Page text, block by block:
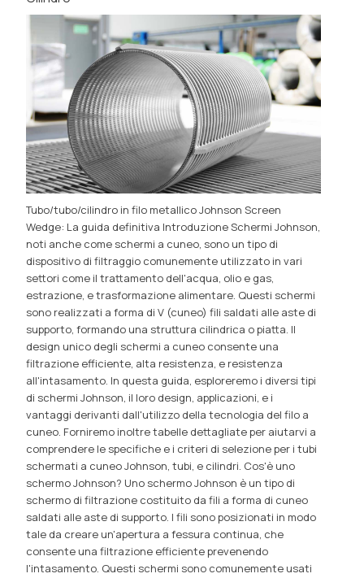
Tubo/tubo/cilindro in filo metallico Johnson Screen
Wedge: La guida definitiva Introduzione Schermi Johnson,
noti anche come schermi a cuneo, sono un tipo di
dispositivo di filtraggio comunemente utilizzato in vari
settori come il trattamento dell'acqua, olio e gas,
estrazione, e trasformazione alimentare. Questi schermi
sono realizzati a forma di V (cuneo) fili saldati alle aste di
supporto, formando una struttura cilindrica o piatta. Il
design unico degli schermi a cuneo consente una
filtrazione efficiente, alta resistenza, e resistenza
all'intasamento. In questa guida, esploreremo i diversi tipi
di schermi Johnson, il loro design, applicazioni, e i
vantaggi derivanti dall'utilizzo della tecnologia del filo a
cuneo. Forniremo inoltre tabelle dettagliate per aiutarvi a
comprendere le specifiche e i criteri di selezione per i tubi
schermati a cuneo Johnson, tubi, e cilindri. Cos'è uno
schermo Johnson? Uno schermo Johnson è un tipo di
schermo di filtrazione costituito da fili a forma di cuneo
saldati alle aste di supporto. I fili sono posizionati in modo
tale da creare un'apertura a fessura continua, che
consente una filtrazione efficiente prevenendo
l'intasamento. Questi schermi sono comunemente usati